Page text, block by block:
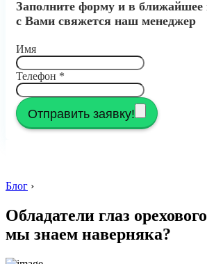
Заполните форму и в ближайшее
с Вами свяжется наш менеджер
Имя
Телефон *
Отправить заявку!
Блог ›
Обладатели глаз
мы знаем наверняка?